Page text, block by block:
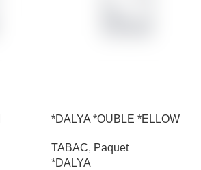
*DALYA *OUBLE *ELLOW
TABAC, Paquet
*DALYA